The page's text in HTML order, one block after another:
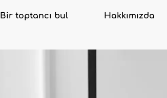
Bir toptancı bul Hakkımızda